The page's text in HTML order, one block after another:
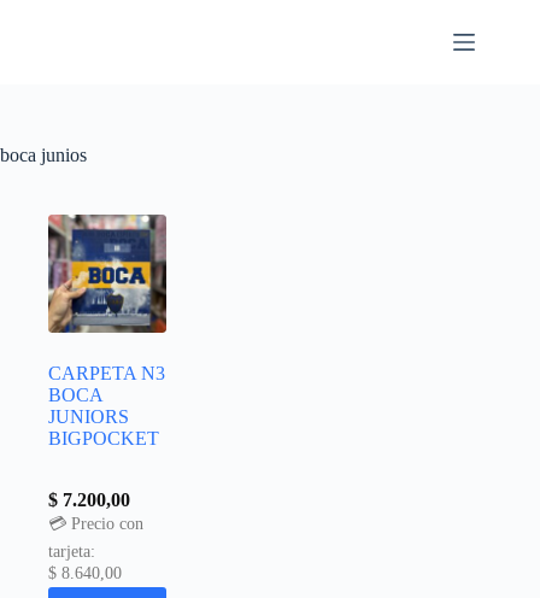
boca junios
CARPETA N3
BOCA
JUNIORS
BIGPOCKET
$ 7.200,00
💳 Precio con
tarjeta:
$ 8.640,00